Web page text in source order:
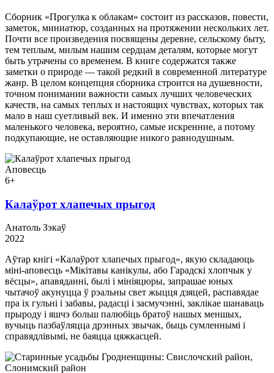
Сборник «Прогулка к облакам» состоит из рассказов, повести,
заметок, миниатюр, созданных на протяжении нескольких лет.
Почти все произведения посвящены деревне, сельскому быту,
тем теплым, милым нашим сердцам деталям, которые могут
быть утрачены со временем. В книге содержатся также
заметки о природе — такой редкий в современной литературе
жанр. В целом концепция сборника строится на душевности,
точном понимании важности самых лучших человеческих
качеств, на самых теплых и настоящих чувствах, которых так
мало в наш суетливый век. И именно эти впечатления
маленького человека, вероятно, самые искренние, а потому
подкупающие, не оставляющие никого равнодушным.
Аповесць
6+
Калаўрот хлапечых прыгод
Анатоль Зэкаў
2022
Аўтар кнігі «Калаўрот хлапечых прыгод», якую складаюць
міні-аповесць «Мікітавы канікулы, або Гарадскі хлопчык у
вёсцы», апавяданні, былі і мініяцюры, запрашае юных
чытачоў акунуцца ў рэальны свет жыцця дзяцей, распавядае
пра іх гульні і забавы, радасці і засмучэнні, заклікае шанаваць
прыроду і яшчэ больш палюбіць братоў нашых меншых,
вучыць пазбаўляцца дрэнных звычак, быць сумленнымі і
справядлівымі, не баяцца цяжкасцей.